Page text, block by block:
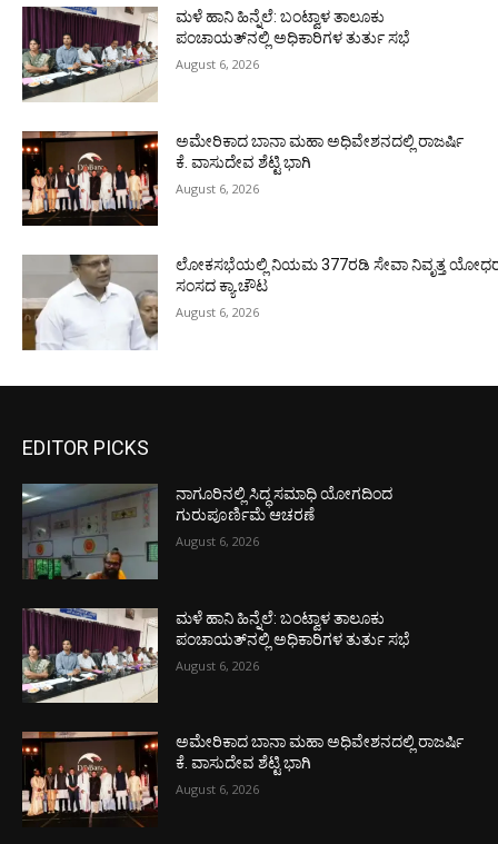
ಮಳೆ ಹಾನಿ ಹಿನ್ನೆಲೆ: ಬಂಟ್ವಾಳ ತಾಲೂಕು
ಪಂಚಾಯತ್‌ನಲ್ಲಿ ಅಧಿಕಾರಿಗಳ ತುರ್ತು ಸಭೆ
August 6, 2026
ಅಮೇರಿಕಾದ ಬಾನಾ ಮಹಾ ಅಧಿವೇಶನದಲ್ಲಿ ರಾಜರ್ಷಿ
ಕೆ. ವಾಸುದೇವ ಶೆಟ್ಟಿ ಭಾಗಿ
August 6, 2026
ಲೋಕಸಭೆಯಲ್ಲಿ ನಿಯಮ 377ರಡಿ ಸೇವಾ ನಿವೃತ್ತ
ಸಂಸದ ಕ್ಯಾ.ಚೌಟ
August 6, 2026
EDITOR PICKS
ನಾಗೂರಿನಲ್ಲಿ ಸಿದ್ಧ ಸಮಾಧಿ ಯೋಗದಿಂದ
ಗುರುಪೂರ್ಣಿಮೆ ಆಚರಣೆ
August 6, 2026
ಮಳೆ ಹಾನಿ ಹಿನ್ನೆಲೆ: ಬಂಟ್ವಾಳ ತಾಲೂಕು
ಪಂಚಾಯತ್‌ನಲ್ಲಿ ಅಧಿಕಾರಿಗಳ ತುರ್ತು ಸಭೆ
August 6, 2026
ಅಮೇರಿಕಾದ ಬಾನಾ ಮಹಾ ಅಧಿವೇಶನದಲ್ಲಿ ರಾಜರ್ಷಿ
ಕೆ. ವಾಸುದೇವ ಶೆಟ್ಟಿ ಭಾಗಿ
August 6, 2026